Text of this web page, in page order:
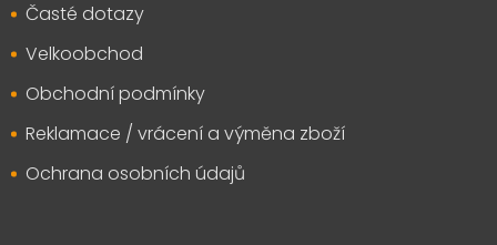
Časté dotazy
Velkoobchod
Obchodní podmínky
Reklamace / vrácení a výměna zboží
Ochrana osobních údajů